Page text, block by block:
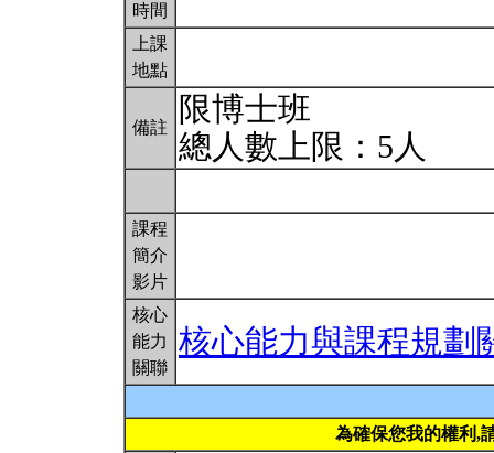
時間
上課
地點
備註
限博士班
總人數上限：5人
課程
簡介
影片
核心
能力
關聯
核心能力與課程規劃
為確保您我的權利,